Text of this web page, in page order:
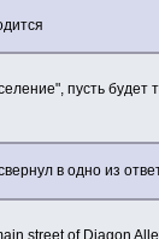
пусть будет
в одно из
street of Diagon